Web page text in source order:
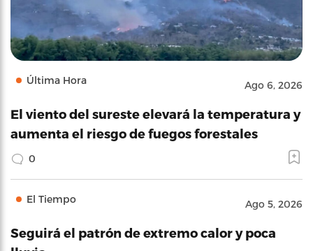
Última Hora Ago 6, 2026
El viento del sureste elevará la temperatura y
aumenta el riesgo de fuegos forestales
0
El Tiempo Ago 5, 2026
Seguirá el patrón de extremo calor y poca